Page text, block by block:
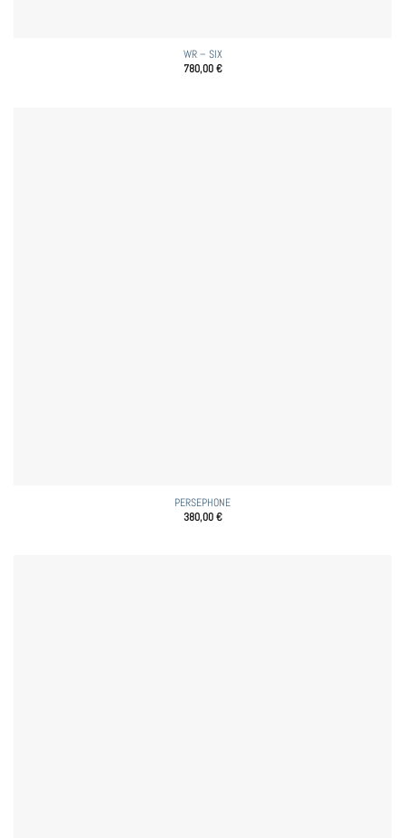
WR – SIX
780,00€
PERSEPHONE
380,00€